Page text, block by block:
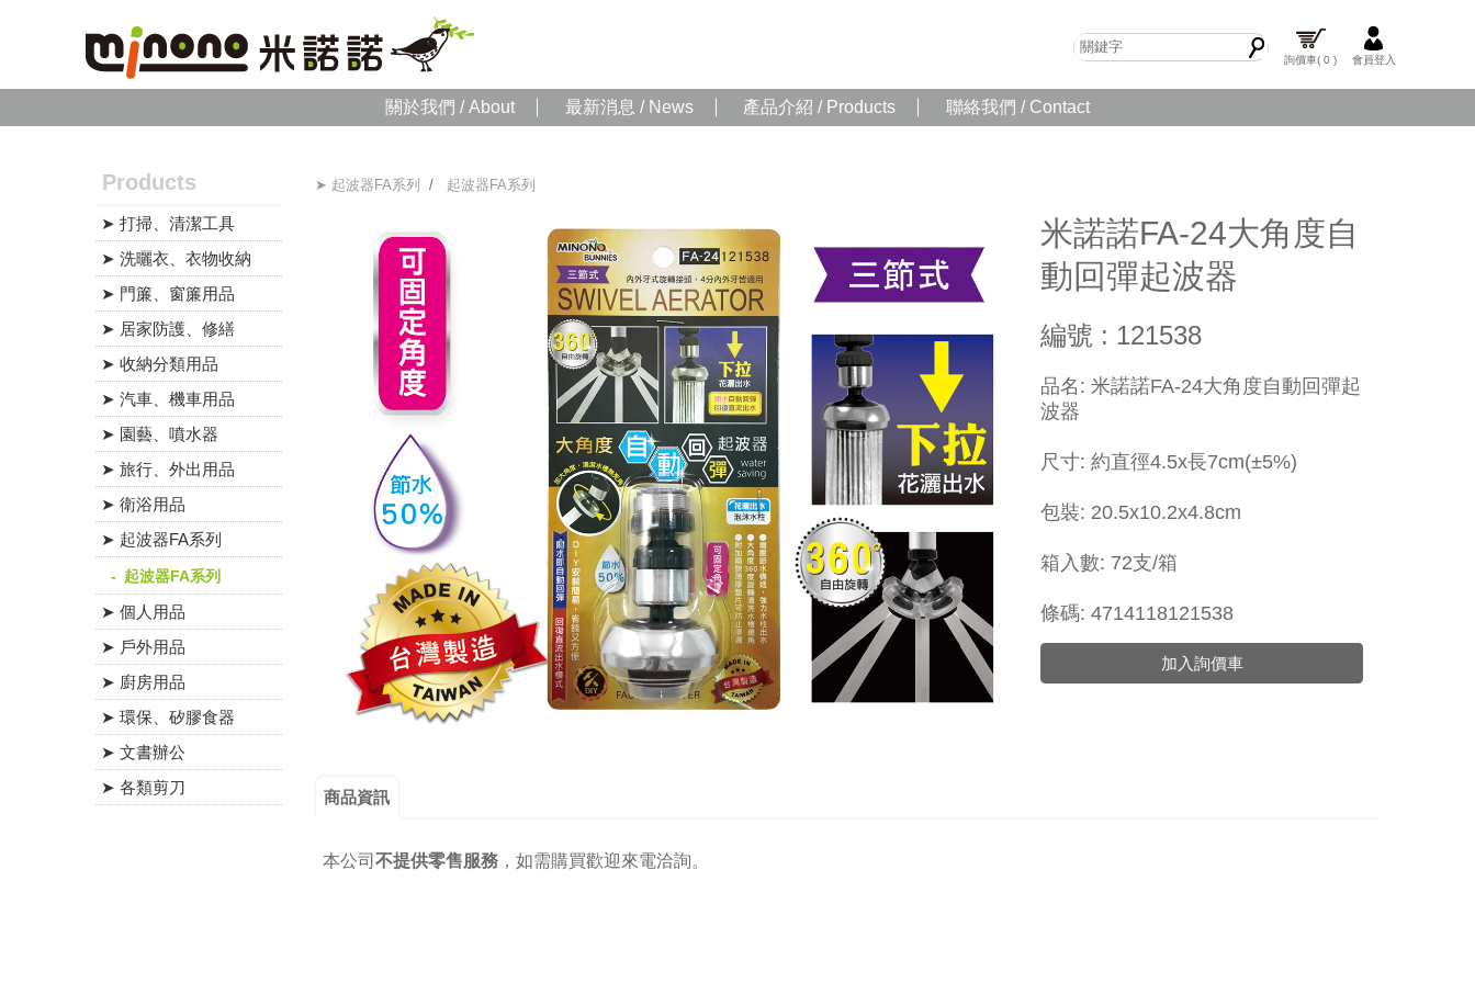
詢價車( 0 ) 會員登入
關於我們 / About 最新消息 / News 產品介紹 / Products 聯絡我們 / Contact
Products
➤ 打掃、清潔工具
➤ 洗曬衣、衣物收納
➤ 門簾、窗簾用品
➤ 居家防護、修繕
➤ 收納分類用品
➤ 汽車、機車用品
➤ 園藝、噴水器
➤ 旅行、外出用品
➤ 衛浴用品
➤ 起波器FA系列
起波器FA系列
➤ 個人用品
➤ 戶外用品
➤ 廚房用品
➤ 環保、矽膠食器
➤ 文書辦公
➤ 各類剪刀
➤ 起波器FA系列 / 起波器FA系列
米諾諾FA-24大角度自
動回彈起波器
編號 : 121538
品名: 米諾諾FA-24大角度自動回彈起
波器
尺寸: 約直徑4.5x長7cm(±5%)
包裝: 20.5x10.2x4.8cm
箱入數: 72支/箱
條碼: 4714118121538
加入詢價車
商品資訊
本公司不提供零售服務 ，如需購買歡迎來電洽詢。